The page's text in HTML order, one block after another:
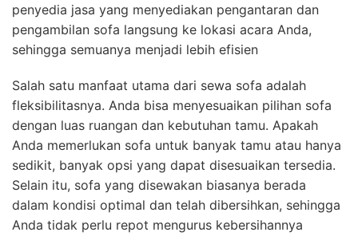
penyedia jasa yang menyediakan pengantaran dan
pengambilan sofa langsung ke lokasi acara Anda,
sehingga semuanya menjadi lebih efisien
Salah satu manfaat utama dari sewa sofa adalah
fleksibilitasnya. Anda bisa menyesuaikan pilihan sofa
dengan luas ruangan dan kebutuhan tamu. Apakah
Anda memerlukan sofa untuk banyak tamu atau hanya
sedikit, banyak opsi yang dapat disesuaikan tersedia.
Selain itu, sofa yang disewakan biasanya berada
dalam kondisi optimal dan telah dibersihkan, sehingga
Anda tidak perlu repot mengurus kebersihannya